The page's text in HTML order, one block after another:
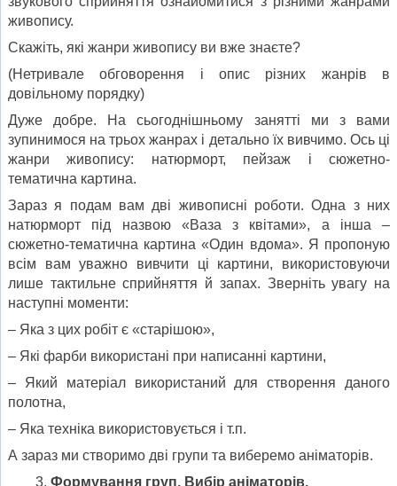
живопису.
Скажіть, які жанри живопису ви вже знаєте?
(Нетривале обговорення і опис різних жанрів в
довільному порядку)
Дуже добре. На сьогоднішньому занятті ми з вами
зупинимося на трьох жанрах і детально їх вивчимо. Ось ці
жанри живопису: натюрморт, пейзаж і сюжетно-
тематична картина.
Зараз я подам вам дві живописні роботи. Одна з них
натюрморт під назвою «Ваза з квітами», а інша –
сюжетно-тематична картина «Один вдома». Я пропоную
всім вам уважно вивчити ці картини, використовуючи
лише тактильне сприйняття й запах. Зверніть увагу на
наступні моменти:
– Яка з цих робіт є «старішою»,
– Які фарби використані при написанні картини,
– Який матеріал використаний для створення даного
полотна,
– Яка техніка використовується і т.п.
А зараз ми створимо дві групи та виберемо аніматорів.
Формування груп. Вибір аніматорів.